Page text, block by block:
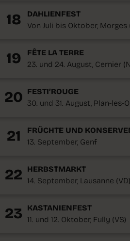
18
DAHLIENFEST
Von Juli bis Oktober, Morges
19
FÊTE LA TERRE
23. und 24. August, Cernier
20 FESTI’ROUGE
30. und 31. August, Plan-les-
21
FRÜCHTE UND
13. September, Genf
22
HERBSTMARKT
14. September, Lausanne (VD)
23
KASTANIENFEST
11. und 12. Oktober, Fully (VS)